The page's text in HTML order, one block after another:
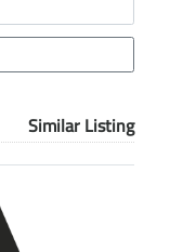
Similar Listing